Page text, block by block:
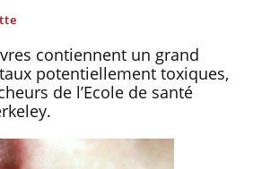
contiennent un grand
potentiellement toxiques,
de l’Ecole de santé